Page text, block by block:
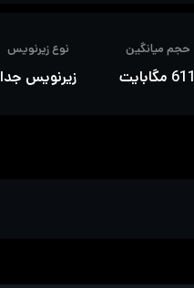
حجم میانگین
611 مگابایت
نوع زیرنویس
زیرنویس جدا